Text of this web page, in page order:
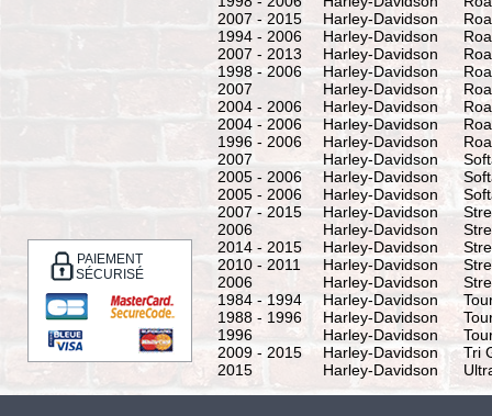
PAIEMENT
SÉCURISÉ
2007 - 2015
Harley-Davidson
1994 - 2006
Harley-Davidson
2007 - 2013
Harley-Davidson
1998 - 2006
Harley-Davidson
2007
Harley-Davidson
2004 - 2006
Harley-Davidson
2004 - 2006
Harley-Davidson
1996 - 2006
Harley-Davidson
2007
Harley-Davidson
2005 - 2006
Harley-Davidson
2005 - 2006
Harley-Davidson
2007 - 2015
Harley-Davidson
2006
Harley-Davidson
2014 - 2015
Harley-Davidson
2010 - 2011
Harley-Davidson
2006
Harley-Davidson
1984 - 1994
Harley-Davidson
1988 - 1996
Harley-Davidson
1996
Harley-Davidson
2009 - 2015
Harley-Davidson
Tri
2015
Harley-Davidson